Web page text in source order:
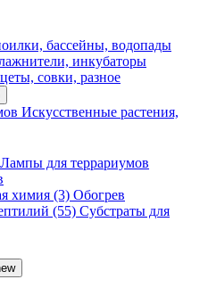
бассейны, водопады
инкубаторы
совки, разное
Искусственные растения,
Лампы для террариумов
химия (3) Обогрев
(55) Субстраты для